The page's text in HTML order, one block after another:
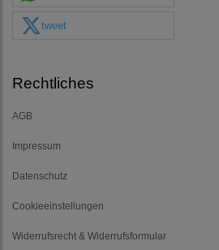
tweet
Rechtliches
AGB
Impressum
Datenschutz
Cookieeinstellungen
Widerrufsrecht & Widerrufsformular